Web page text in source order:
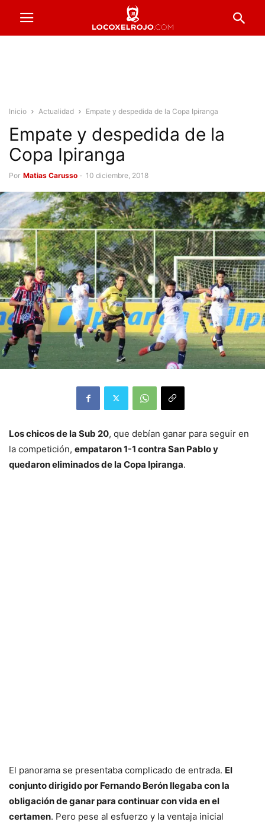
Inicio Actualidad Empate y despedida de la Copa Ipiranga
Empate y despedida de la
Copa Ipiranga
Por Matias Carusso - 10 diciembre, 2018
Los chicos de la Sub 20, que debían ganar para seguir en
la competición, empataron 1-1 contra San Pablo y
quedaron eliminados de la Copa Ipiranga.
El panorama se presentaba complicado de entrada. El
conjunto dirigido por Fernando Berón llegaba con la
obligación de ganar para continuar con vida en el
certamen. Pero pese al esfuerzo y la ventaja inicial